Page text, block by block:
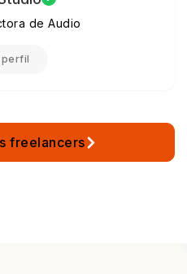
de Audio
perfil
freelancers